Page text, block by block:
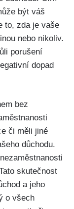
být váš
to, zda je vaše
nebo nikoliv.
porušení
dopad
bez
či měli jiné
důchodu.
skutečnost
a jeho
o všech